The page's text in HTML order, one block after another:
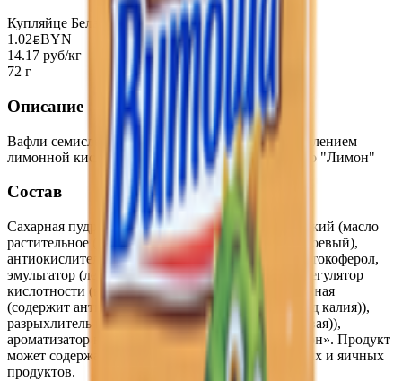
Купляйце Беларускае
1.02BYNBYN
14.17 руб/кг
72 г
Описание
Вафли семислойные с жировой начинкой с добавлением
лимонной кислоты и ароматизатора натурального "Лимон"
Состав
Сахарная пудра, мука пшеничная, жир кондитерский (масло
растительное (пальмовое), эмульгатор (лецитин соевый),
антиокислители (L-аскорбиновая кислота, альфа-токоферол,
эмульгатор (лецитин соевый), масло кокосовое, регулятор
кислотности (кислота лимонная), соль йодированная
(содержит антислеживающий агент (ферроцианид калия)),
разрыхлитель (гидрокарбонат натрия (сода пищевая)),
ароматизатор натуральный «Эфирное масло лимон». Продукт
может содержать следы арахиса, орехов, молочных и яичных
продуктов.